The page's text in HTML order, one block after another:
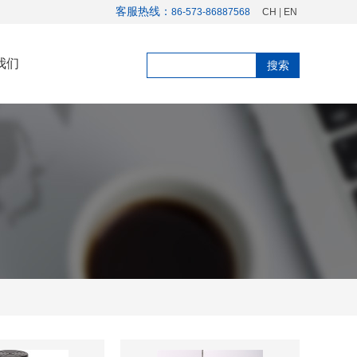
客服热线： 86-573-86887568 CH EN
搜索
们